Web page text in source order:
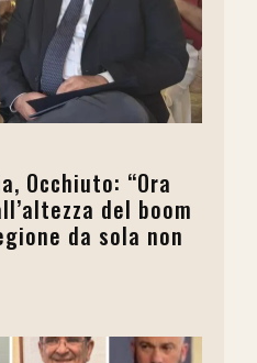
Occhiuto: “Ora
del boom
da sola non